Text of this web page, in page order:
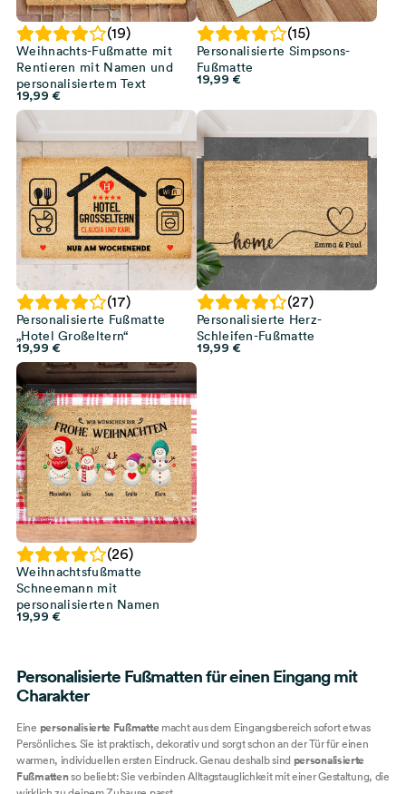
(19)
Weihnachts-Fußmatte mit
Rentieren mit Namen und
personalisiertem Text
19,99 €
(15)
Personalisierte Simpsons-
Fußmatte
19,99 €
(17)
Personalisierte Fußmatte
„Hotel Großeltern“
19,99 €
(27)
Personalisierte Herz-
Schleifen-Fußmatte
19,99 €
(26)
Weihnachtsfußmatte
Schneemann mit
personalisierten Namen
19,99 €
Personalisierte Fußmatten für einen Eingang mit
Charakter
Eine personalisierte Fußmattemacht aus dem Eingangsbereich sofort etwas
Persönliches. Sie ist praktisch, dekorativ und sorgt schon an der Tür für einen
warmen, individuellen ersten Eindruck. Genau deshalb sind personalisierte
Fußmattenso beliebt: Sie verbinden Alltagstauglichkeit mit einer Gestaltung, die